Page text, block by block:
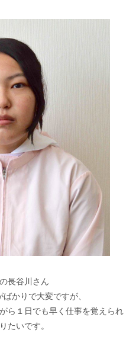
長谷川さん
かりで大変ですが、
ら１日でも早く仕事を覚えられ
たいです。